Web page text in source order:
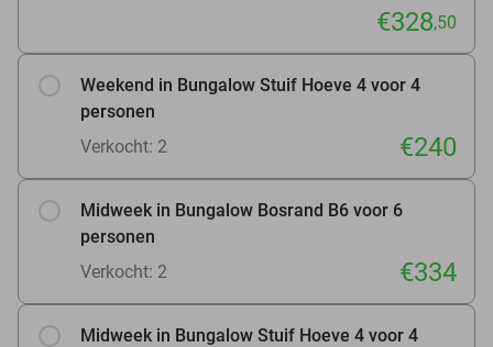
€328,50
Weekend in Bungalow Stuif Hoeve 4 voor 4
personen
Verkocht: 2
€240
Midweek in Bungalow Bosrand B6 voor 6
personen
Verkocht: 2
€334
Midweek in Bungalow Stuif Hoeve 4 voor 4